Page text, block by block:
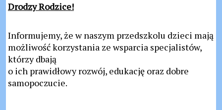
Drodzy Rodzice!
Informujemy, że w naszym przedszkolu dzieci mają
możliwość korzystania ze wsparcia specjalistów,
którzy dbają
o ich prawidłowy rozwój, edukację oraz dobre
samopoczucie.